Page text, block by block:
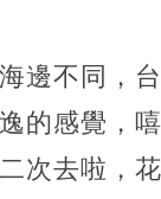
邊不同，
的感覺，嘻
次去啦，